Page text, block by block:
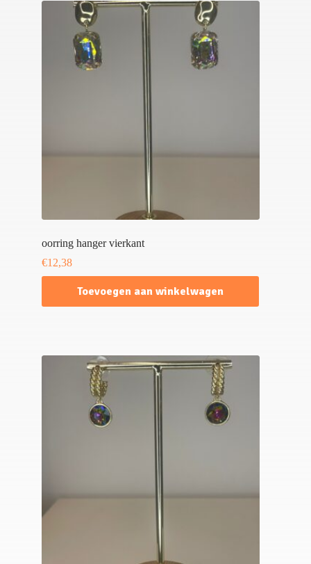
oorring hanger vierkant
€12,38
Toevoegen aan winkelwagen